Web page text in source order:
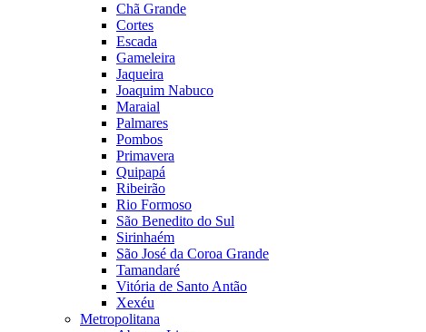
Chã Grande
Cortes
Escada
Gameleira
Jaqueira
Joaquim Nabuco
Maraial
Palmares
Pombos
Primavera
Quipapá
Ribeirão
Rio Formoso
São Benedito do Sul
Sirinhaém
São José da Coroa Grande
Tamandaré
Vitória de Santo Antão
Xexéu
Metropolitana